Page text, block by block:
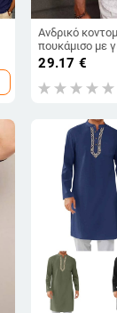
Ανδρικό
πουκάμισο με
ύφασμα
απλός
29.17 €